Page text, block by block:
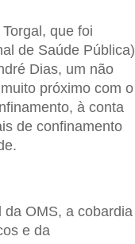
que foi
de Saúde Pública)
Dias, um não
próximo com o
à conta
de confinamento
OMS, a cobardia
e da